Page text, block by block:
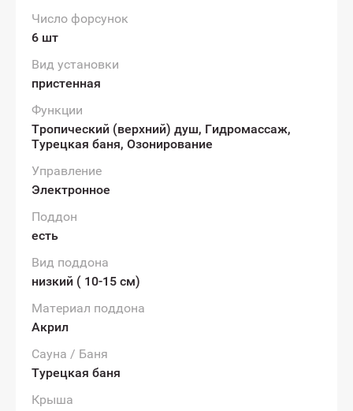
Число форсунок
6 шт
Вид установки
пристенная
Функции
Тропический (верхний) душ, Гидромассаж,
Турецкая баня, Озонирование
Управление
Электронное
Поддон
есть
Вид поддона
низкий ( 10-15 см)
Материал поддона
Акрил
Сауна / Баня
Турецкая баня
Крыша